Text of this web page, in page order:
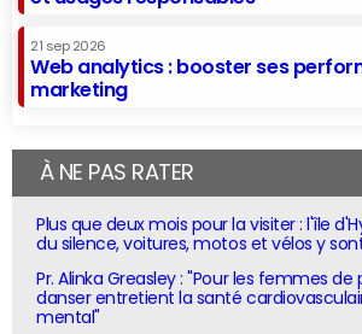
21 sep 2026
Web analytics : booster ses
marketing
À NE PAS RATER
Plus que deux mois pour la visiter : l'île
du silence, voitures, motos et vélos y
Pr. Alinka Greasley : "Pour les femmes de
danser entretient la santé
mental"